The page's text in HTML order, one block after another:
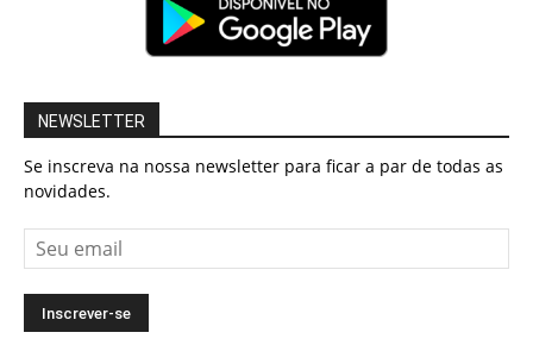
NEWSLETTER
Se inscreva na nossa newsletter para ficar a par de todas as
novidades.